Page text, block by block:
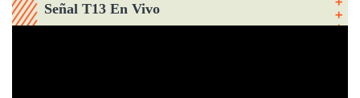
Señal T13 En Vivo